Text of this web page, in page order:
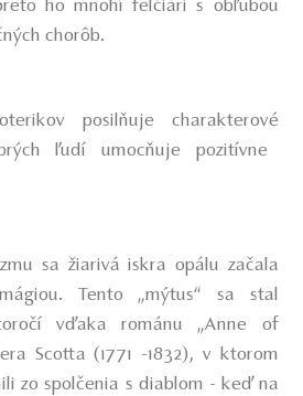
ho mnohí felčiari s obľubou
chorôb.
posilňuje charakterové
ľudí umocňuje pozitívne
sa žiarivá iskra opálu začala
Tento „mýtus“ sa stal
vďaka románu „Anne of
Scotta (1771 -1832), v ktorom
zo spolčenia s diablom - keď na